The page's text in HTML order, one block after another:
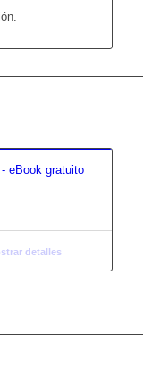
eBook gratuito
detalles